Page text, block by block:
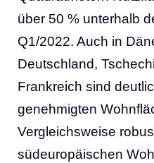
über 50 % unterhalb
Q1/2022. Auch in
Deutschland,
Frankreich sind
genehmigten
Vergleichsweise
südeuropäischen